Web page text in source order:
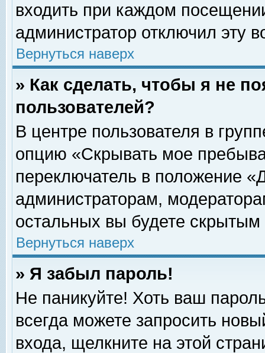
входить при каждом
администратор отключил эту
Вернуться наверх
» Как сделать, чтобы я не
пользователей?
В центре пользователя в
опцию «Скрывать мое
переключатель в положение
администраторам,
остальных вы будете скрытым
Вернуться наверх
» Я забыл пароль!
Не паникуйте! Хоть ваш
всегда можете запросить
входа, щелкните на этой